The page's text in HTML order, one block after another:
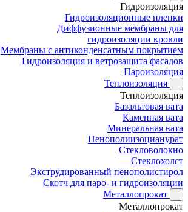
Гидроизоляция
Гидроизоляционные пленки
Диффузионные мембраны для
гидроизоляции кровли
Мембраны с антиконденсатным покрытием
Гидроизоляция и ветрозащита фасадов
Пароизоляция
Теплоизоляция
Теплоизоляция
Базальтовая вата
Каменная вата
Минеральная вата
Пенополиизоцианурат
Стекловолокно
Стеклохолст
Экструдированный пенополистирол
Скотч для паро- и гидроизоляции
Металлопрокат
Металлопрокат